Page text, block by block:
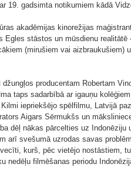
19. gadsimta notikumiem kādā
akadēmijas kinorežijas
Egles stāstos un mūsdienu
(mirušiem vai aizbraukušiem)
producentam Robertam
taps sadarbībā ar igauņu
iepriekšējo spēlfilmu, Latvijā
Aigars Sērmukšs un
dēļ nākas pārcelties uz
arī svešumā uzrodas savas
kurš, pēc vietējo nostāstiem,
nedēļu filmēšanas periodu